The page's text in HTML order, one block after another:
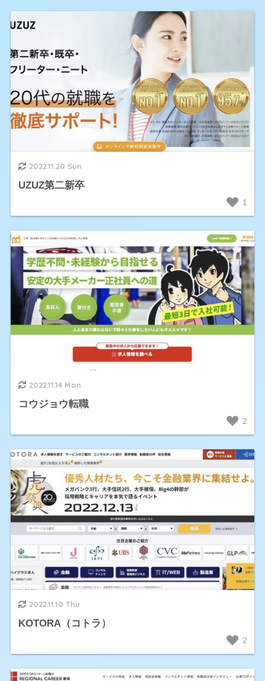
2022.11.20 Sun
UZUZ第二新卒
1
2022.11.14 Mon
コウジョウ転職
2
2022.11.10 Thu
KOTORA（コトラ）
2